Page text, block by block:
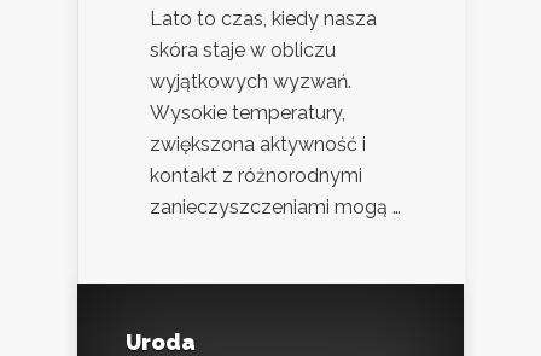
Lato to czas, kiedy nasza
skóra staje w obliczu
wyjątkowych wyzwań.
Wysokie temperatury,
zwiększona aktywność i
kontakt z różnorodnymi
zanieczyszczeniami mogą …
Uroda